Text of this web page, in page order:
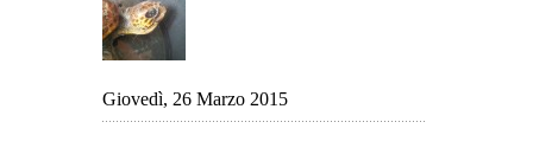
Giovedì, 26 Marzo 2015